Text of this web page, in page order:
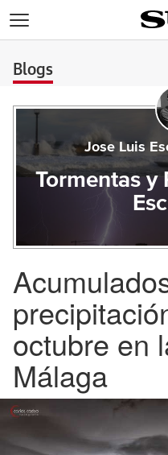
Blogs
Jose Luis
Tormentas y
octubre en
Málaga